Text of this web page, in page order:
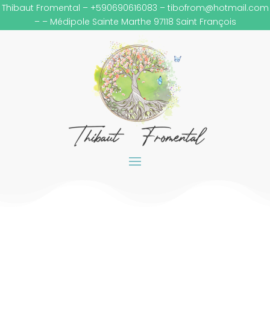
Thibaut Fromental – +590690616083 – tibofrom@hotmail.com
– – Médipole Sainte Marthe 97118 Saint François